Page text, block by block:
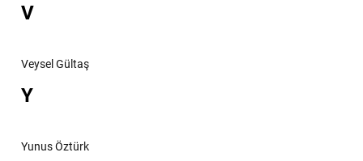
V
Veysel Gültaş
Y
Yunus Öztürk